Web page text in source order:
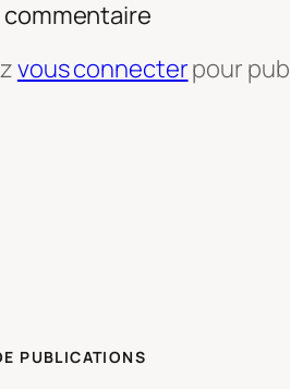
commentaire
vous connecterpour
PUBLICATIONS